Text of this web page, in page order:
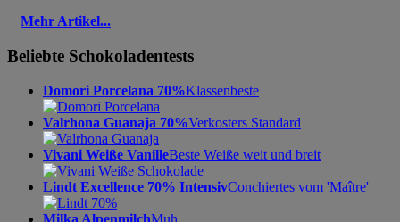
Mehr Artikel...
Beliebte Schokoladentests
Domori Porcelana 70%Klassenbeste
Valrhona Guanaja 70%Verkosters Standard
Vivani Weiße VanilleBeste Weiße weit und breit
Lindt Excellence 70% IntensivConchiertes vom 'Maître'
Milka AlpenmilchMuh.